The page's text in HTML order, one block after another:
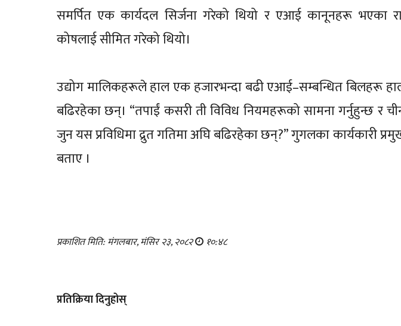
समर्पित एक कार्यदल सिर्जना गरेको थियो र एआई कानूनहरू भएका
कोषलाई सीमित गरेको थियो।
उद्योग मालिकहरूले हाल एक हजारभन्दा बढी एआई–सम्बन्धित बिलहरू
बढिरहेका छन्। “तपाईं कसरी ती विविध नियमहरूको सामना गर्नुहुन्छ र
जुन यस प्रविधिमा द्रुत गतिमा अघि बढिरहेका छन्?” गुगलका कार्यकारी
बताए ।
प्रकाशित मिति: मंगलबार, मंसिर २३, २०८२ १०:४८
प्रतिक्रिया दिनुहोस्